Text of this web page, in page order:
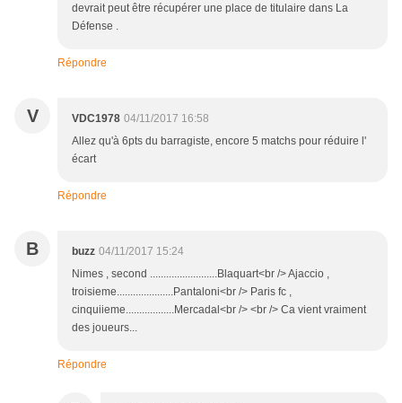
devrait peut être récupérer une place de titulaire dans La
Défense .
Répondre
V VDC1978 04/11/2017 16:58
Allez qu'à 6pts du barragiste, encore 5 matchs pour réduire l'
écart
Répondre
B buzz 04/11/2017 15:24
Nimes , second .........................Blaquart<br /> Ajaccio ,
troisieme.....................Pantaloni<br /> Paris fc ,
cinquiieme..................Mercadal<br /> <br /> Ca vient vraiment
des joueurs...
Répondre